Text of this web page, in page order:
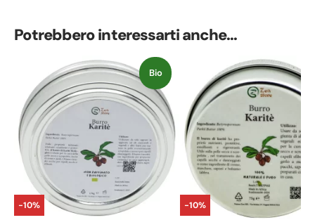
Potrebbero interessarti anche...
Bio
-10% -10%